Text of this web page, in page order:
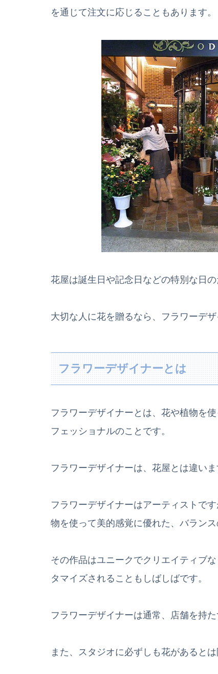
を通じて注文に応じることもあります。
花屋は誕生日や記念日などの特別な日の
大切な人に花を贈るなら、フラワーデ
フラワーデザイナーとは
フラワーデザイナーとは、花や植物を
フェッショナルのことです。
フラワーデザイナーは、花屋とは違いま
フラワーデザイナーはアーティストで
物を使って美的感覚に優れた、バラン
その作品はユニークでクリエイティブ
タマイズされることもしばしばです。
フラワーデザイナーは通常、店舗を持
また、スタジオに必ずしも花があるとは